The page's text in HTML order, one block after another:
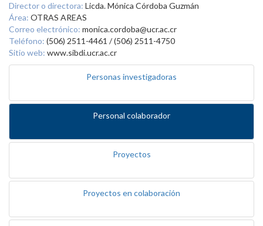
Director o directora: Licda. Mónica Córdoba Guzmán
Área: OTRAS AREAS
Correo electrónico: monica.cordoba@ucr.ac.cr
Teléfono: (506) 2511-4461 / (506) 2511-4750
Sitio web: www.sibdi.ucr.ac.cr
Personas investigadoras
Personal colaborador
Proyectos
Proyectos en colaboración